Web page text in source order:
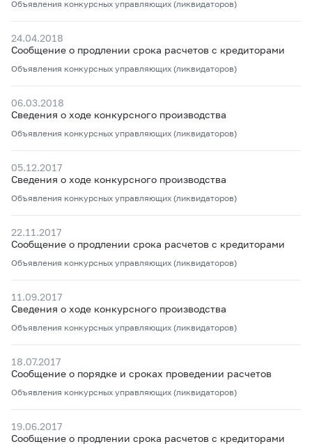
Объявления конкурсных управляющих (ликвидаторов)
24.04.2018
Сообщение о продлении срока расчетов с кредиторами
Объявления конкурсных управляющих (ликвидаторов)
06.03.2018
Сведения о ходе конкурсного производства
Объявления конкурсных управляющих (ликвидаторов)
05.12.2017
Сведения о ходе конкурсного производства
Объявления конкурсных управляющих (ликвидаторов)
22.11.2017
Сообщение о продлении срока расчетов с кредиторами
Объявления конкурсных управляющих (ликвидаторов)
11.09.2017
Сведения о ходе конкурсного производства
Объявления конкурсных управляющих (ликвидаторов)
18.07.2017
Сообщение о порядке и сроках проведении расчетов
Объявления конкурсных управляющих (ликвидаторов)
19.06.2017
Сообщение о продлении срока расчетов с кредиторами